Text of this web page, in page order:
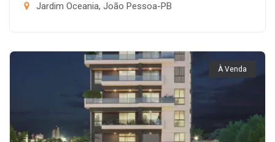
Jardim Oceania, João Pessoa-PB
À Venda